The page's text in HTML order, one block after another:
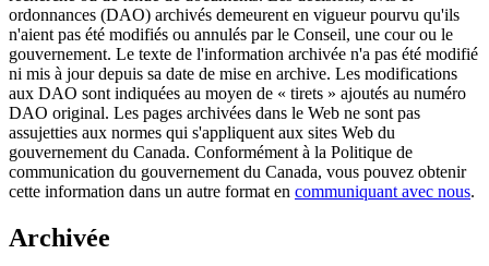
ordonnances (DAO) archivés demeurent en vigueur pourvu qu'ils
n'aient pas été modifiés ou annulés par le Conseil, une cour ou le
gouvernement. Le texte de l'information archivée n'a pas été modifié
ni mis à jour depuis sa date de mise en archive. Les modifications
aux DAO sont indiquées au moyen de « tirets » ajoutés au numéro
DAO original. Les pages archivées dans le Web ne sont pas
assujetties aux normes qui s'appliquent aux sites Web du
gouvernement du Canada. Conformément à la Politique de
communication du gouvernement du Canada, vous pouvez obtenir
cette information dans un autre format en communiquant avec nous.
Archivée